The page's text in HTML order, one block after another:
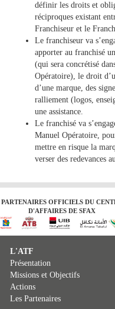
définir les droits et
réciproques existant
Franchiseur et le
Le franchiseur va
apporter au franchisé
(qui sera concrétisé
Opératoire), le droit
d’une marque, des
ralliement (logos,
une assistance.
Le franchisé va
Manuel Opératoire,
mettre en risque la
verser des redevances
PARTENAIRES OFFICIELS DU
D'AFFAIRES DE SFAX
L'ATF
Présentation
Missions et Objectifs
Actions
Les Partenaires